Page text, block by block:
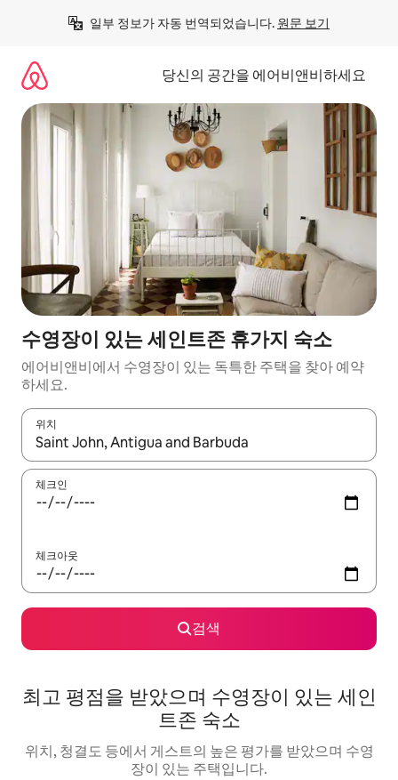
일부 정보가 자동 번역되었습니다. 원문 보기
당신의 공간을 에어비앤비하세요
수영장이 있는 세인트존 휴가지 숙소
에어비앤비에서 수영장이 있는 독특한 주택을 찾아 예약
하세요.
위치
결과가 나오면 위·아래 화살표 키를 사용하거나 터치 또는 스와이
체크인
체크아웃
검색
최고 평점을 받았으며 수영장이 있는 세인
트존 숙소
위치, 청결도 등에서 게스트의 높은 평가를 받았으며 수영
장이 있는 주택입니다.